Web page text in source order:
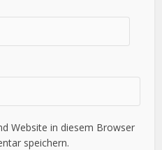
Website in diesem Browser
speichern.